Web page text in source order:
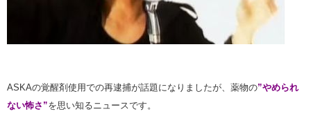
ASKAの覚醒剤使用での再逮捕が話題になりましたが、薬物の”やめられ
ない怖さ”を思い知るニュースです。